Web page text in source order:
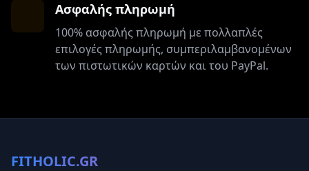
Ασφαλής πληρωμή
100% ασφαλής πληρωμή με πολλαπλές
επιλογές πληρωμής, συμπεριλαμβανομένων
των πιστωτικών καρτών και του PayPal.
FITHOLIC.GR